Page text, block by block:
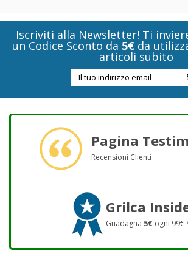
Iscriviti alla Newsletter! Ti
un Codice Sconto da 5€ da
articoli subito
Pagina
Recensioni Clienti
Grilca
Guadagna 5€ ogni 99€